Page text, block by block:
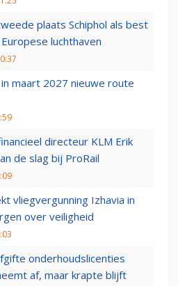
plaats Schiphol als best
luchthaven
maart 2027 nieuwe route
directeur KLM Erik
de slag bij ProRail
vliegvergunning Izhavia in
over veiligheid
onderhoudslicenties
af, maar krapte blijft